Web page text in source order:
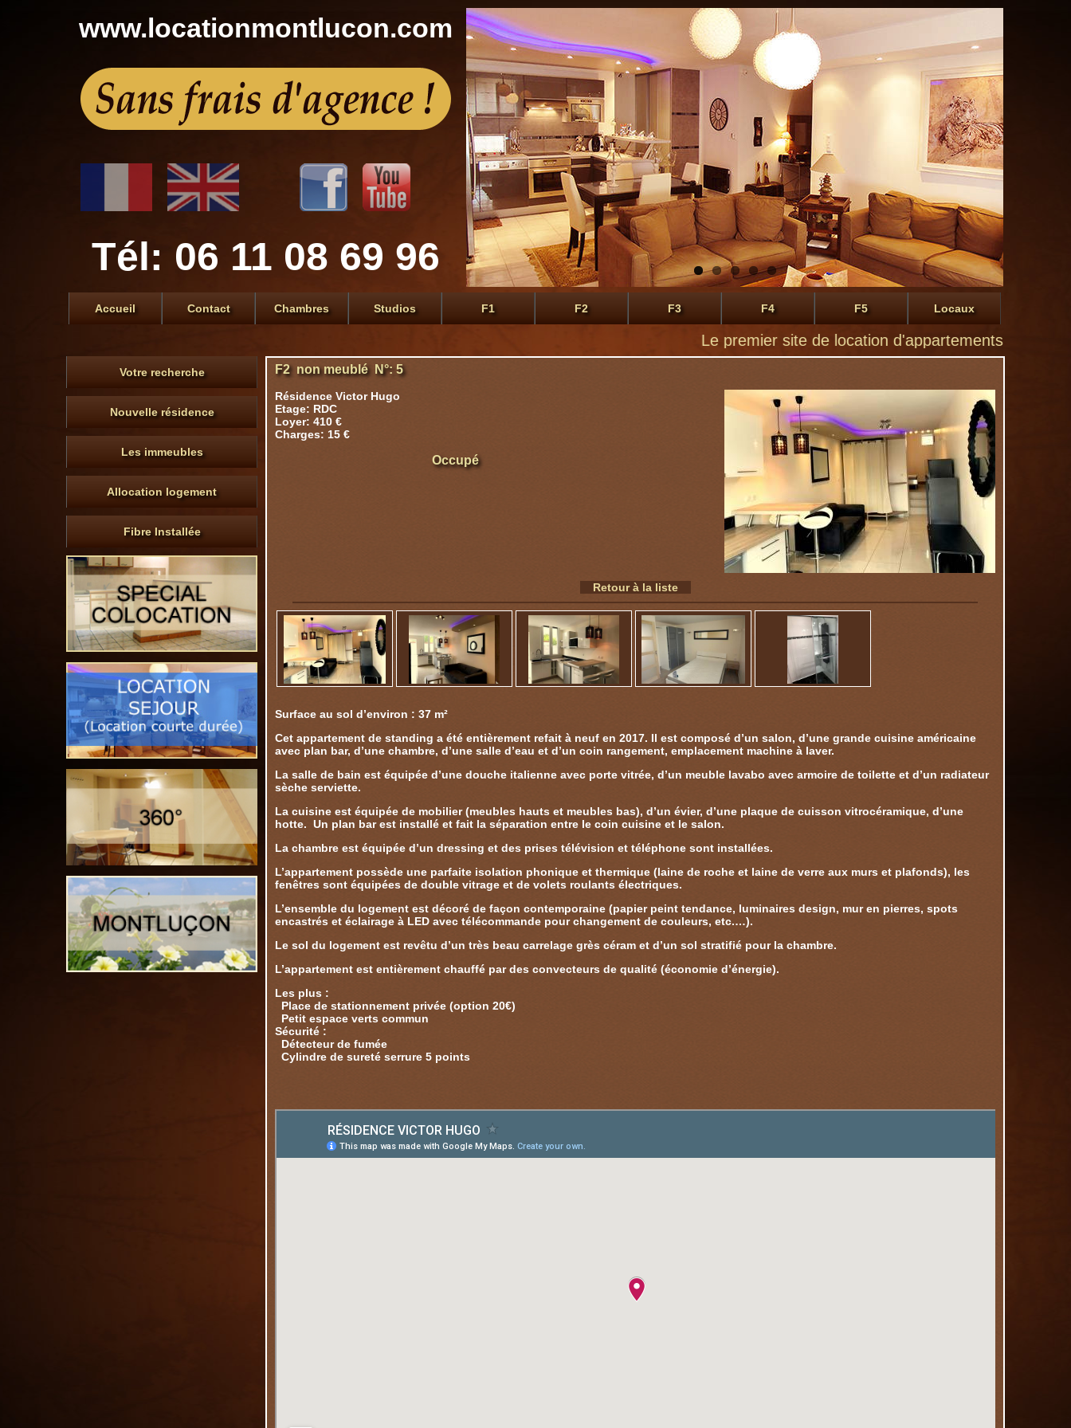
www.locationmontlucon.com
Tél: 06 11 08 69 96
Accueil Contact Chambres Studios F1 F2 F3 F4 F5 Locaux
Le premier site de location d'appartements à Montluçon
F2 non meublé N°: 5
Résidence Victor Hugo
Etage: RDC
Loyer: 410 €
Charges: 15 €
Occupé
Retour à la liste
Surface au sol d’environ : 37 m²
Cet appartement de standing a été entièrement refait à neuf en 2017. Il est composé d’un salon, d’une grande cuisine américaine
avec plan bar, d’une chambre, d’une salle d’eau et d’un coin rangement, emplacement machine à laver.
La salle de bain est équipée d’une douche italienne avec porte vitrée, d’un meuble lavabo avec armoire de toilette et d’un radiateur
sèche serviette.
La cuisine est équipée de mobilier (meubles hauts et meubles bas), d’un évier, d’une plaque de cuisson vitrocéramique, d’une
hotte. Un plan bar est installé et fait la séparation entre le coin cuisine et le salon.
La chambre est équipée d’un dressing et des prises télévision et téléphone sont installées.
L’appartement possède une parfaite isolation phonique et thermique (laine de roche et laine de verre aux murs et plafonds), les
fenêtres sont équipées de double vitrage et de volets roulants électriques.
L’ensemble du logement est décoré de façon contemporaine (papier peint tendance, luminaires design, mur en pierres, spots
encastrés et éclairage à LED avec télécommande pour changement de couleurs, etc.…).
Le sol du logement est revêtu d’un très beau carrelage grès céram et d’un sol stratifié pour la chambre.
L’appartement est entièrement chauffé par des convecteurs de qualité (économie d’énergie).
Les plus :
Place de stationnement privée (option 20€)
Petit espace verts commun
Sécurité :
Détecteur de fumée
Cylindre de sureté serrure 5 points
Votre recherche
Nouvelle résidence
Les immeubles
Allocation logement
Fibre Installée